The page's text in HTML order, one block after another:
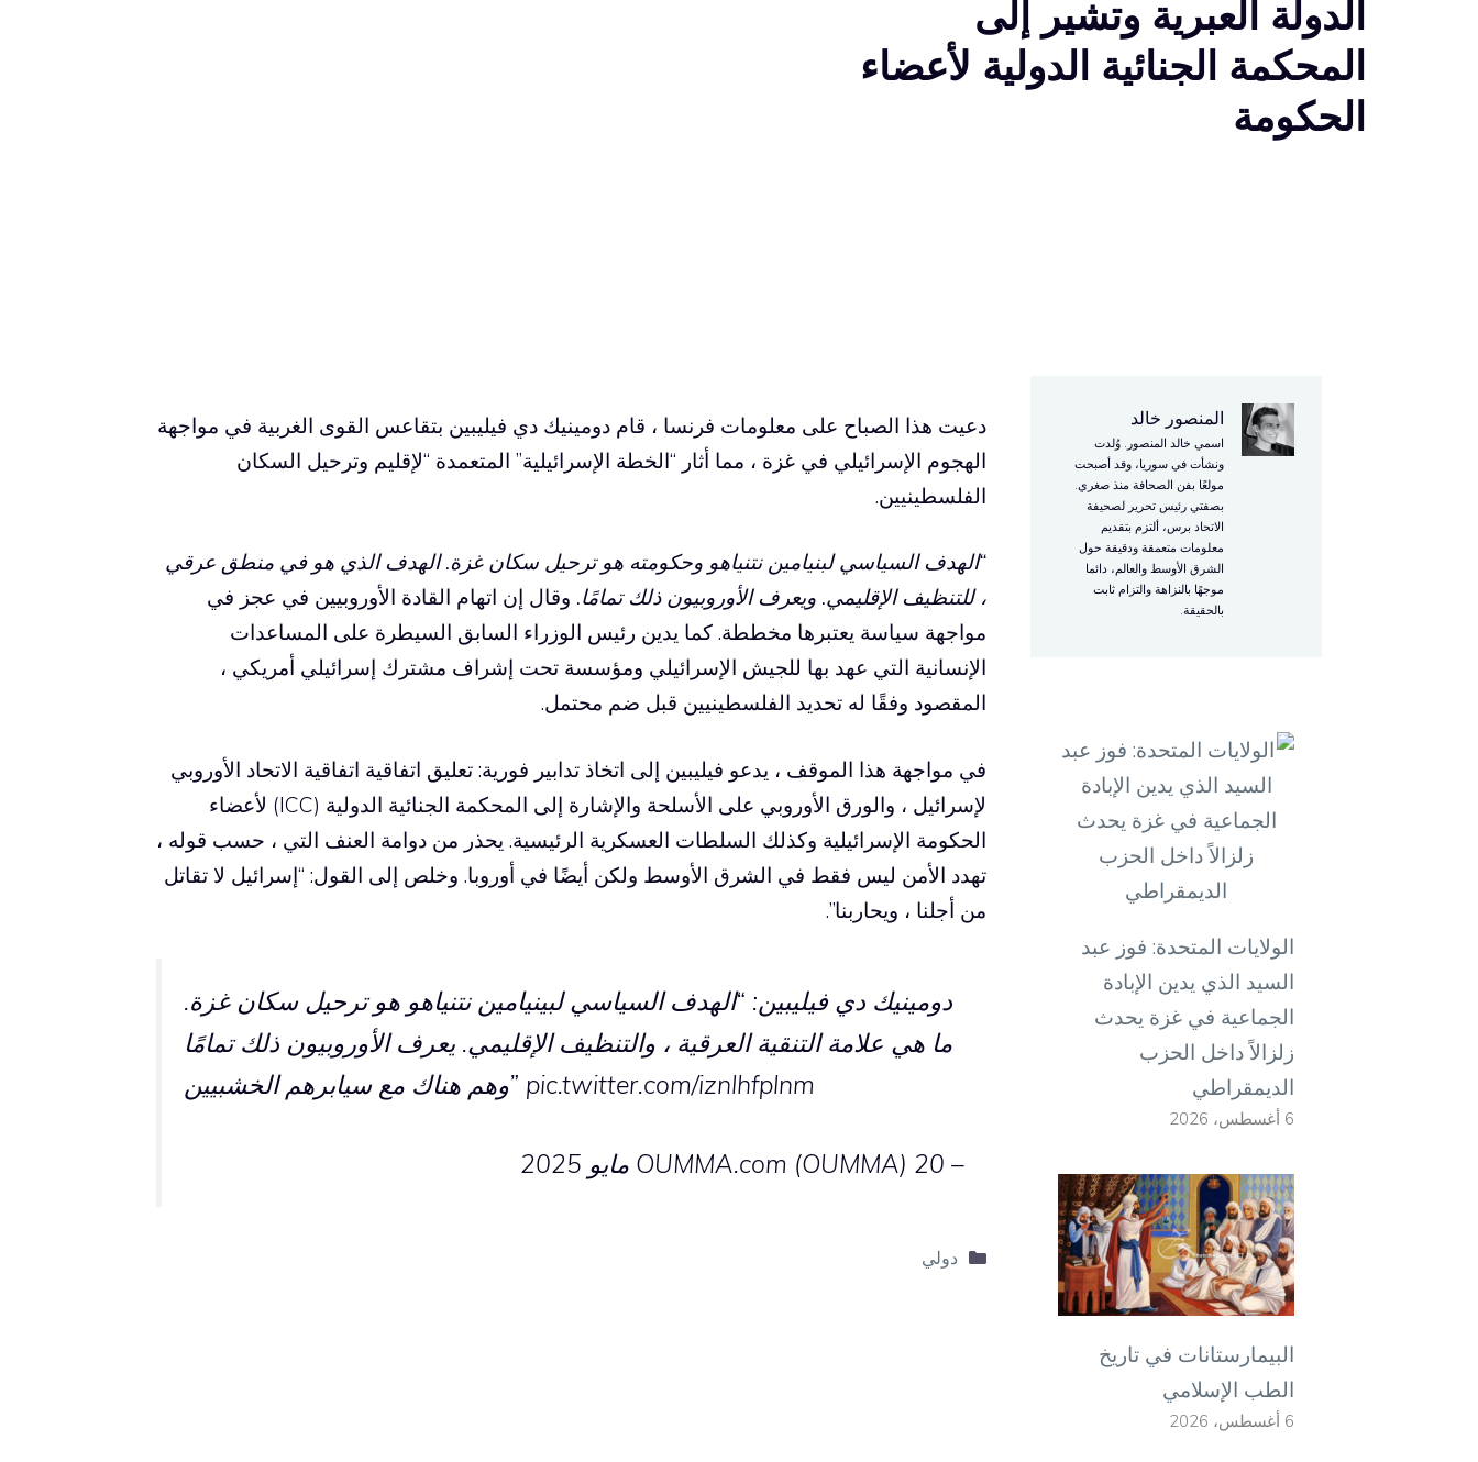
الدولة العبرية وتشير إلى
المحكمة الجنائية الدولية لأعضاء
الحكومة
دعيت هذا الصباح على معلومات فرنسا ، قام دومينيك دي فيليبين بتقاعس القوى الغربية في مواجهة
الهجوم الإسرائيلي في غزة ، مما أثار “الخطة الإسرائيلية” المتعمدة “لإقليم وترحيل السكان
الفلسطينيين.
“الهدف السياسي لبنيامين نتنياهو وحكومته هو ترحيل سكان غزة. الهدف الذي هو في منطق عرقي
، للتنظيف الإقليمي. ويعرف الأوروبيون ذلك تمامًا. وقال إن اتهام القادة الأوروبيين في عجز في
مواجهة سياسة يعتبرها مخططة. كما يدين رئيس الوزراء السابق السيطرة على المساعدات
الإنسانية التي عهد بها للجيش الإسرائيلي ومؤسسة تحت إشراف مشترك إسرائيلي أمريكي ،
المقصود وفقًا له تحديد الفلسطينيين قبل ضم محتمل.
في مواجهة هذا الموقف ، يدعو فيليبين إلى اتخاذ تدابير فورية: تعليق اتفاقية اتفاقية الاتحاد الأوروبي
لإسرائيل ، والورق الأوروبي على الأسلحة والإشارة إلى المحكمة الجنائية الدولية (ICC) لأعضاء
الحكومة الإسرائيلية وكذلك السلطات العسكرية الرئيسية. يحذر من دوامة العنف التي ، حسب قوله ،
تهدد الأمن ليس فقط في الشرق الأوسط ولكن أيضًا في أوروبا. وخلص إلى القول: “إسرائيل لا تقاتل
من أجلنا ، ويحاربنا”.
دومينيك دي فيليبين: “الهدف السياسي لبينيامين نتنياهو هو ترحيل سكان غزة.
ما هي علامة التنقية العرقية ، والتنظيف الإقليمي. يعرف الأوروبيون ذلك تمامًا
وهم هناك مع سيابرهم الخشبيين” pic.twitter.com/iznlhfplnm
– OUMMA.com (OUMMA) 20 مايو 2025
التصنيفات
دولي
المنصور خالد
اسمي خالد المنصور. وُلدت
ونشأت في سوريا، وقد أصبحت
مولعًا بفن الصحافة منذ صغري.
بصفتي رئيس تحرير لصحيفة
الاتحاد برس، ألتزم بتقديم
معلومات متعمقة ودقيقة حول
الشرق الأوسط والعالم، دائما
موجهًا بالنزاهة والتزام ثابت
بالحقيقة.
الولايات المتحدة: فوز عبد
السيد الذي يدين الإبادة
الجماعية في غزة يحدث
زلزالاً داخل الحزب
الديمقراطي
6 أغسطس، 2026
البيمارستانات في تاريخ
الطب الإسلامي
6 أغسطس، 2026